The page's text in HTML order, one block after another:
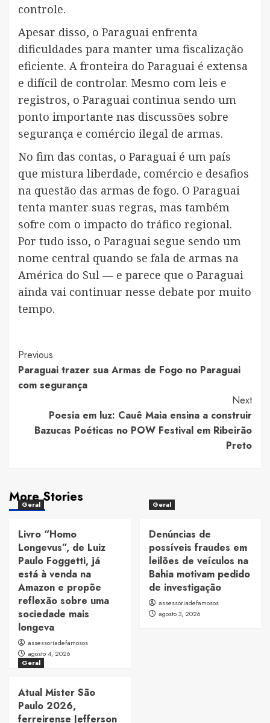
controle.
Apesar disso, o Paraguai enfrenta
dificuldades para manter uma fiscalização
eficiente. A fronteira do Paraguai é extensa
e difícil de controlar. Mesmo com leis e
registros, o Paraguai continua sendo um
ponto importante nas discussões sobre
segurança e comércio ilegal de armas.
No fim das contas, o Paraguai é um país
que mistura liberdade, comércio e desafios
na questão das armas de fogo. O Paraguai
tenta manter suas regras, mas também
sofre com o impacto do tráfico regional.
Por tudo isso, o Paraguai segue sendo um
nome central quando se fala de armas na
América do Sul — e parece que o Paraguai
ainda vai continuar nesse debate por muito
tempo.
Post
Navigation
Previous
Paraguai trazer sua Armas de Fogo no Paraguai
com segurança
Next
Poesia em luz: Cauê Maia ensina a construir
Bazucas Poéticas no POW Festival em Ribeirão
Preto
More Stories
Geral
Livro “Homo
Longevus”, de Luiz
Paulo Foggetti, já
está à venda na
Amazon e propõe
reflexão sobre uma
sociedade mais
longeva
assessoriadefamosos
agosto 4, 2026
Geral
Denúncias de
possíveis fraudes em
leilões de veículos na
Bahia motivam pedido
de investigação
assessoriadefamosos
agosto 3, 2026
Geral
Atual Mister São
Paulo 2026,
ferreirense Jefferson